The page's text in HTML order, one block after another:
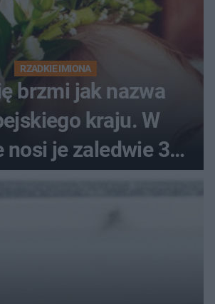
RZADKIE IMIONA
brzmi jak nazwa
kraju. W
nosi je zaledwie 3
kobiety